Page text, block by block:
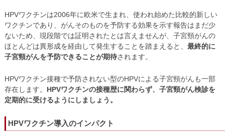
HPVワクチンは2006年に欧米で生まれ、使われ始めた比較的新しい
ワクチンであり、がんそのものを予防する効果を示す報告はまだ少
ないため、現段階では証明されたとは言えませんが、子宮頸がんの
ほとんどは異形成を経由して発生することを踏まえると、 最終的に
子宮頸がんを予防できることが期待されます。
HPVワクチン接種で予防されない型のHPVによる子宮頸がんも一部
存在します。 HPVワクチンの接種歴に関わらず、子宮頸がん検診を
定期的に受けるようにしましょう。
HPVワクチン導入のインパクト